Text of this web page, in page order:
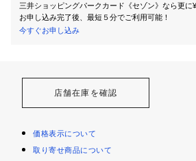
三井ショッピングパークカード《セゾン》なら更に
お申し込み完了後、最短５分でご利用可能！
今すぐお申し込み
店舗在庫を確認
価格表示について
取り寄せ商品について